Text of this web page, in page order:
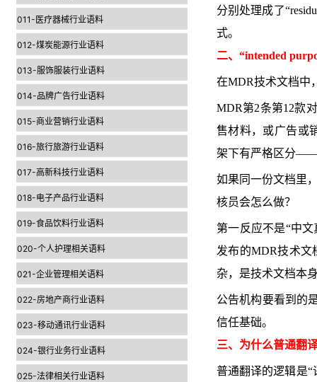
011-医疗器械行业语料
012-煤炭能源行业语料
013-服饰服装行业语料
014-品牌广告行业语料
015-商业营销行业语料
016-旅行旅游行业语料
017-高新科技行业语料
018-电子产品行业语料
019-食品饮料行业语料
020-个人护理相关语料
021-企业管理相关语料
022-房地产商行业语料
023-移动通讯行业语料
024-银行业务行业语料
025-法律相关行业语料
分别处理成了
式。
二、“intended
在MDR技术文档中
MDR第2条第12款
售材料，或广告或
架下有严格区分——
如果同一份文档里
核员会怎么做？
第一反应不是“中
发布的MDR技术
杂，是技术文档本
公告机构要看到的
信任基础。
三、为什么普通翻
普通翻译的逻辑是